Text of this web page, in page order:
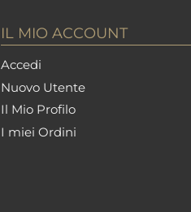
IL MIO ACCOUNT
Accedi
Nuovo Utente
Il Mio Profilo
I miei Ordini